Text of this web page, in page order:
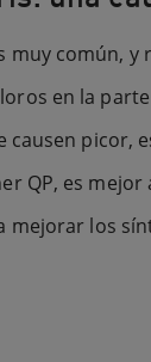
muy común,
en la
picor,
QP, es
mejorar los